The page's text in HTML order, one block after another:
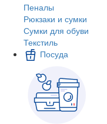
Пеналы
Рюкзаки и сумки
Сумки для обуви
Текстиль
Посуда